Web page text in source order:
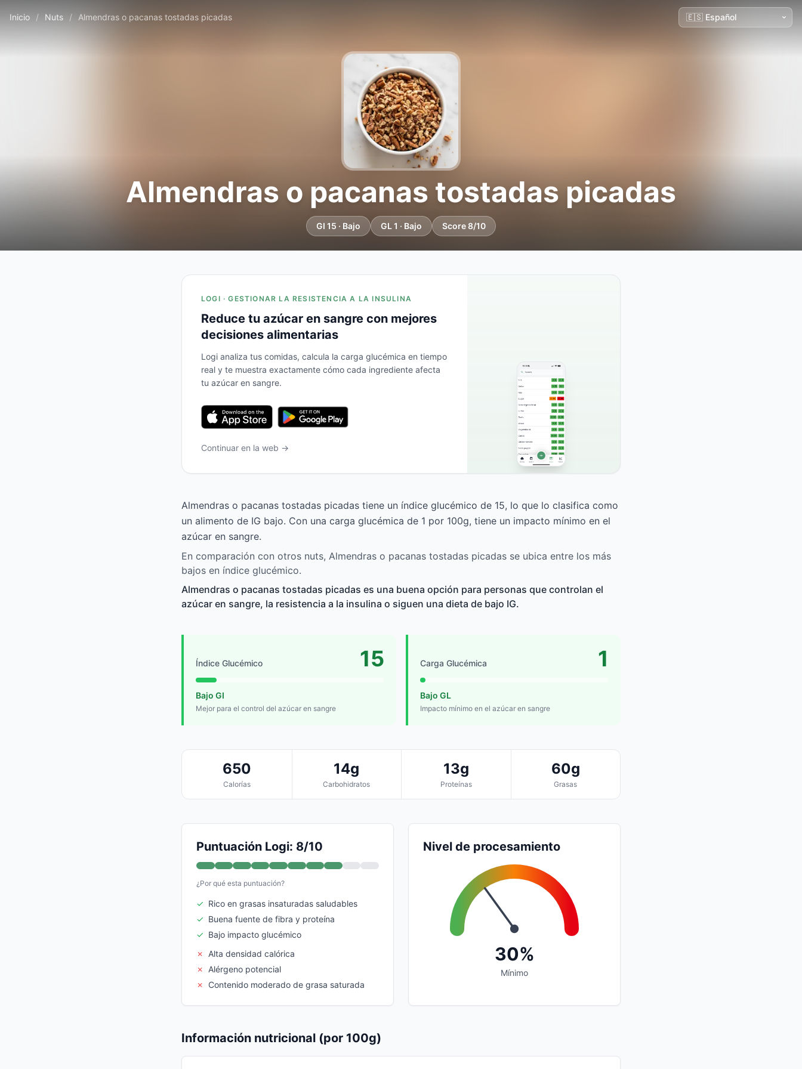
Inicio / Nuts / Almendras o pacanas tostadas picadas
Almendras o pacanas tostadas picadas
GI 15 · Bajo GL 1 · Bajo Score 8/10
LOGI · GESTIONAR LA RESISTENCIA A LA INSULINA
Reduce tu azúcar en sangre con mejores
decisiones alimentarias
Logi analiza tus comidas, calcula la carga glucémica en tiempo
real y te muestra exactamente cómo cada ingrediente afecta
tu azúcar en sangre.
Continuar en la web →
Almendras o pacanas tostadas picadas tiene un índice glucémico de 15, lo que lo clasifica como
un alimento de IG bajo. Con una carga glucémica de 1 por 100g, tiene un impacto mínimo en el
azúcar en sangre.
En comparación con otros nuts, Almendras o pacanas tostadas picadas se ubica entre los más
bajos en índice glucémico.
Almendras o pacanas tostadas picadas es una buena opción para personas que controlan el
azúcar en sangre, la resistencia a la insulina o siguen una dieta de bajo IG.
Índice Glucémico 15
Bajo GI
Mejor para el control del azúcar en sangre
Carga Glucémica 1
Bajo GL
Impacto mínimo en el azúcar en sangre
650
Calorías
14g
Carbohidratos
13g
Proteínas
60g
Grasas
Puntuación Logi: 8/10
¿Por qué esta puntuación?
✓ Rico en grasas insaturadas saludables
✓ Buena fuente de fibra y proteína
✓ Bajo impacto glucémico
✗
Alta densidad calórica
✗
Alérgeno potencial
✗
Contenido moderado de grasa saturada
Nivel de procesamiento
30%
Mínimo
Información nutricional (por 100g)